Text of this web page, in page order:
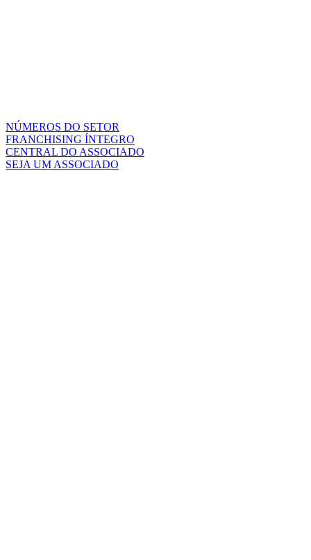
NÚMEROS DO SETOR
FRANCHISING ÍNTEGRO
CENTRAL DO ASSOCIADO
SEJA UM ASSOCIADO